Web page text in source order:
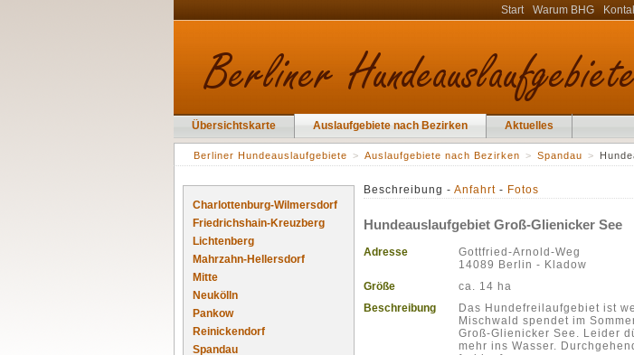
Start Warum BHG
Charlottenburg-Wilmersdorf
Friedrichshain-Kreuzberg
Lichtenberg
Mahrzahn-Hellersdorf
Mitte
Neukölln
Pankow
Reinickendorf
Spandau
Übersichtskarte Auslaufgebiete nach Bezirken Aktuelles
Berliner Hundeauslaufgebiete > Auslaufgebiete nach Bezirken > Spandau >
Beschreibung - Anfahrt - Fotos
Hundeauslaufgebiet Groß-Glienicker See
Adresse
Gottfried-Arnold-Weg
14089 Berlin - Kladow
Größe
ca. 14 ha
Beschreibung
Das Hundefreilaufgebiet ist
Mischwald spendet im
Groß-Glienicker See. Leider
mehr ins Wasser.